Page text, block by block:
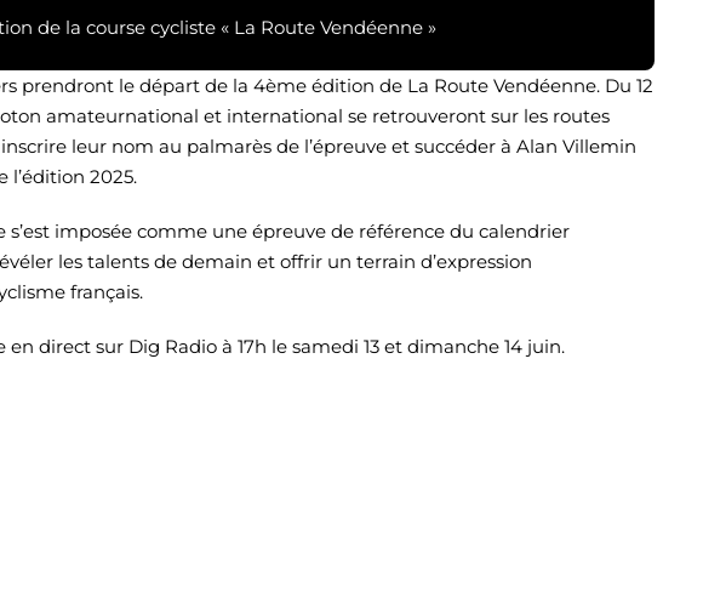
de la course cycliste « La Route Vendéenne »
prendront le départ de la 4ème édition de La Route Vendéenne. Du 12
amateurnational et international se retrouveront sur les routes
leur nom au palmarès de l’épreuve et succéder à Alan Villemin
l’édition 2025.
s’est imposée comme une épreuve de référence du calendrier
les talents de demain et offrir un terrain d’expression
français.
direct sur Dig Radio à 17h le samedi 13 et dimanche 14 juin.